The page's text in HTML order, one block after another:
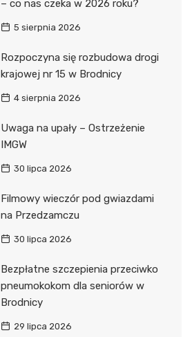
– co nas czeka w 2026 roku?
5 sierpnia 2026
Rozpoczyna się rozbudowa drogi
krajowej nr 15 w Brodnicy
4 sierpnia 2026
Uwaga na upały – Ostrzeżenie
IMGW
30 lipca 2026
Filmowy wieczór pod gwiazdami
na Przedzamczu
30 lipca 2026
Bezpłatne szczepienia przeciwko
pneumokokom dla seniorów w
Brodnicy
29 lipca 2026